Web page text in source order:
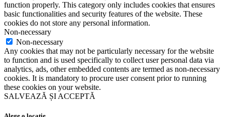
function properly. This category only includes cookies that ensures
basic functionalities and security features of the website. These
cookies do not store any personal information.
Non-necessary
Non-necessary
Any cookies that may not be particularly necessary for the website
to function and is used specifically to collect user personal data via
analytics, ads, other embedded contents are termed as non-necessary
cookies. It is mandatory to procure user consent prior to running
these cookies on your website.
SALVEAZĂ ȘI ACCEPTĂ